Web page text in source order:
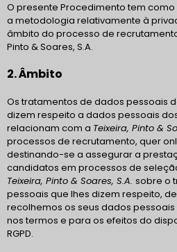
O presente Procedimento tem
a metodologia relativamente à
âmbito do processo de
Pinto & Soares, S.A.
2. Âmbito
Os tratamentos de dados pessoais
dizem respeito a dados pessoais
relacionam com a Teixeira, Pinto &
processos de recrutamento, quer
destinando-se a assegurar a
candidatos em processos de
Teixeira, Pinto & Soares, S.A. sobre o
pessoais que lhes dizem respeito,
recolhemos os seus dados
nos termos e para os efeitos do
RGPD.